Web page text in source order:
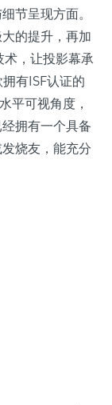
节呈现方面。
的提升，再加
术，让投影幕承
有ISF认证的
平可视角度，
拥有一个具备
烧友，能充分